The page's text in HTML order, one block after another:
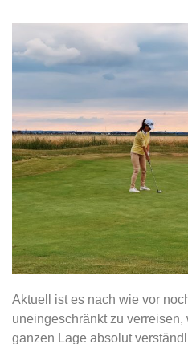
Aktuell ist es nach wie vor
uneingeschränkt zu
ganzen Lage absolut